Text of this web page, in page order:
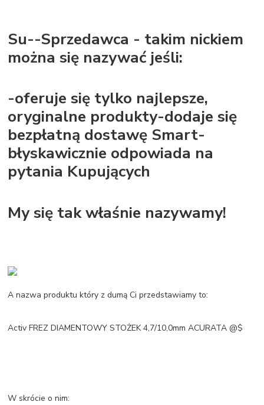
Su--Sprzedawca - takim nickiem
można się nazywać jeśli:
-oferuje się tylko najlepsze,
oryginalne produkty-dodaje się
bezpłatną dostawę Smart-
błyskawicznie odpowiada na
pytania Kupujących
My się tak właśnie nazywamy!
A nazwa produktu który z dumą Ci przedstawiamy to:
Activ FREZ DIAMENTOWY STOŻEK 4,7/10,0mm ACURATA @$
W skrócie o nim: